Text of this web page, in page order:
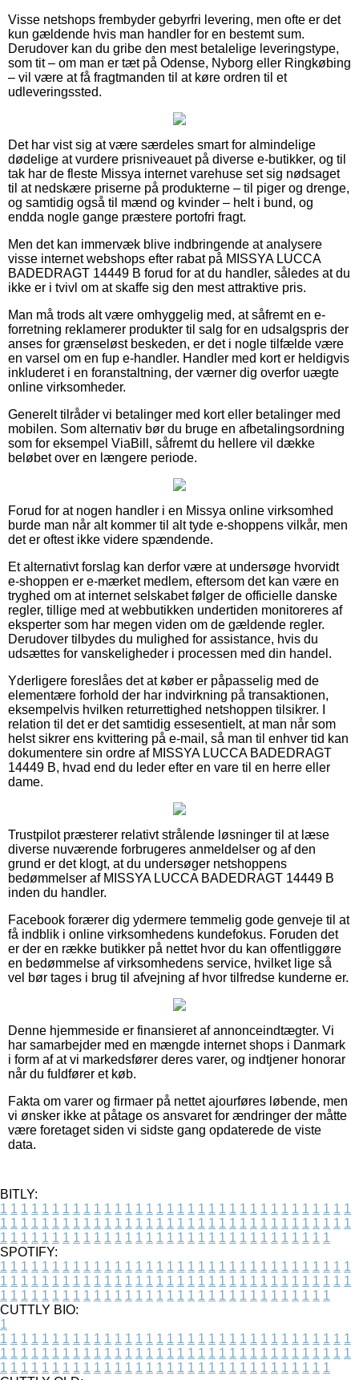
Visse netshops frembyder gebyrfri levering, men ofte er det
kun gældende hvis man handler for en bestemt sum.
Derudover kan du gribe den mest betalelige leveringstype,
som tit – om man er tæt på Odense, Nyborg eller Ringkøbing
– vil være at få fragtmanden til at køre ordren til et
udleveringssted.
Det har vist sig at være særdeles smart for almindelige
dødelige at vurdere prisniveauet på diverse e-butikker, og til
tak har de fleste Missya internet varehuse set sig nødsaget
til at nedskære priserne på produkterne – til piger og drenge,
og samtidig også til mænd og kvinder – helt i bund, og
endda nogle gange præstere portofri fragt.
Men det kan immervæk blive indbringende at analysere
visse internet webshops efter rabat på MISSYA LUCCA
BADEDRAGT 14449 B forud for at du handler, således at du
ikke er i tvivl om at skaffe sig den mest attraktive pris.
Man må trods alt være omhyggelig med, at såfremt en e-
forretning reklamerer produkter til salg for en udsalgspris der
anses for grænseløst beskeden, er det i nogle tilfælde være
en varsel om en fup e-handler. Handler med kort er heldigvis
inkluderet i en foranstaltning, der værner dig overfor uægte
online virksomheder.
Generelt tilråder vi betalinger med kort eller betalinger med
mobilen. Som alternativ bør du bruge en afbetalingsordning
som for eksempel ViaBill, såfremt du hellere vil dække
beløbet over en længere periode.
Forud for at nogen handler i en Missya online virksomhed
burde man når alt kommer til alt tyde e-shoppens vilkår, men
det er oftest ikke videre spændende.
Et alternativt forslag kan derfor være at undersøge hvorvidt
e-shoppen er e-mærket medlem, eftersom det kan være en
tryghed om at internet selskabet følger de officielle danske
regler, tillige med at webbutikken undertiden monitoreres af
eksperter som har megen viden om de gældende regler.
Derudover tilbydes du mulighed for assistance, hvis du
udsættes for vanskeligheder i processen med din handel.
Yderligere foreslåes det at køber er påpasselig med de
elementære forhold der har indvirkning på transaktionen,
eksempelvis hvilken returrettighed netshoppen tilsikrer. I
relation til det er det samtidig essesentielt, at man når som
helst sikrer ens kvittering på e-mail, så man til enhver tid kan
dokumentere sin ordre af MISSYA LUCCA BADEDRAGT
14449 B, hvad end du leder efter en vare til en herre eller
dame.
Trustpilot præsterer relativt strålende løsninger til at læse
diverse nuværende forbrugeres anmeldelser og af den
grund er det klogt, at du undersøger netshoppens
bedømmelser af MISSYA LUCCA BADEDRAGT 14449 B
inden du handler.
Facebook forærer dig ydermere temmelig gode genveje til at
få indblik i online virksomhedens kundefokus. Foruden det
er der en række butikker på nettet hvor du kan offentliggøre
en bedømmelse af virksomhedens service, hvilket lige så
vel bør tages i brug til afvejning af hvor tilfredse kunderne er.
Denne hjemmeside er finansieret af annonceindtægter. Vi
har samarbejder med en mængde internet shops i Danmark
i form af at vi markedsfører deres varer, og indtjener honorar
når du fuldfører et køb.
Fakta om varer og firmaer på nettet ajourføres løbende, men
vi ønsker ikke at påtage os ansvaret for ændringer der måtte
være foretaget siden vi sidste gang opdaterede de viste
data.
BITLY:
1 1 1 1 1 1 1 1 1 1 1 1 1 1 1 1 1 1 1 1 1 1 1 1 1 1 1 1 1 1 1 1 1 1
1 1 1 1 1 1 1 1 1 1 1 1 1 1 1 1 1 1 1 1 1 1 1 1 1 1 1 1 1 1 1 1 1 1
1 1 1 1 1 1 1 1 1 1 1 1 1 1 1 1 1 1 1 1 1 1 1 1 1 1 1 1 1 1 1 1
SPOTIFY:
1 1 1 1 1 1 1 1 1 1 1 1 1 1 1 1 1 1 1 1 1 1 1 1 1 1 1 1 1 1 1 1 1 1
1 1 1 1 1 1 1 1 1 1 1 1 1 1 1 1 1 1 1 1 1 1 1 1 1 1 1 1 1 1 1 1 1 1
1 1 1 1 1 1 1 1 1 1 1 1 1 1 1 1 1 1 1 1 1 1 1 1 1 1 1 1 1 1 1 1
CUTTLY BIO:
1
1 1 1 1 1 1 1 1 1 1 1 1 1 1 1 1 1 1 1 1 1 1 1 1 1 1 1 1 1 1 1 1 1 1
1 1 1 1 1 1 1 1 1 1 1 1 1 1 1 1 1 1 1 1 1 1 1 1 1 1 1 1 1 1 1 1 1 1
1 1 1 1 1 1 1 1 1 1 1 1 1 1 1 1 1 1 1 1 1 1 1 1 1 1 1 1 1 1 1 1